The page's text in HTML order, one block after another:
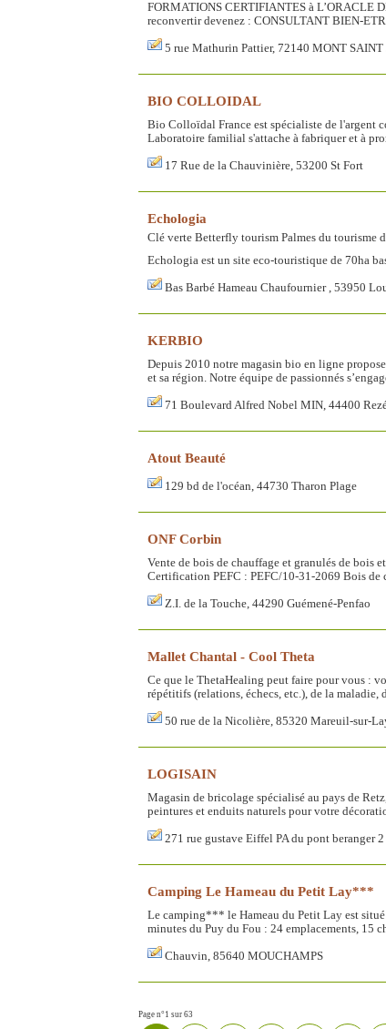
FORMATIONS CERTIFIANTES à L’ORACLE
reconvertir devenez : CONSULTANT BIEN-
5 rue Mathurin Pattier, 72140 MONT SAINT
BIO COLLOIDAL
Bio Colloïdal France est spécialiste de l'argent
Laboratoire familial s'attache à fabriquer et à
17 Rue de la Chauvinière, 53200 St Fort
Echologia
Clé verte Betterfly tourism Palmes du tourisme
Echologia est un site eco-touristique de 70ha
Bas Barbé Hameau Chaufournier , 53950
KERBIO
Depuis 2010 notre magasin bio en ligne
et sa région. Notre équipe de passionnés
71 Boulevard Alfred Nobel MIN, 44400
Atout Beauté
129 bd de l'océan, 44730 Tharon Plage
ONF Corbin
Vente de bois de chauffage et granulés de
Certification PEFC : PEFC/10-31-2069 Bois de
Z.I. de la Touche, 44290 Guémené-Penfao
Mallet Chantal - Cool Theta
Ce que le ThetaHealing peut faire pour vous :
répétitifs (relations, échecs, etc.), de la maladie,
50 rue de la Nicolière, 85320 Mareuil-sur-
LOGISAIN
Magasin de bricolage spécialisé au pays de
peintures et enduits naturels pour votre
271 rue gustave Eiffel PA du pont beranger
Camping Le Hameau du Petit Lay***
Le camping*** le Hameau du Petit Lay est situé
minutes du Puy du Fou : 24 emplacements, 15
Chauvin, 85640 MOUCHAMPS
Page n°1 sur 63